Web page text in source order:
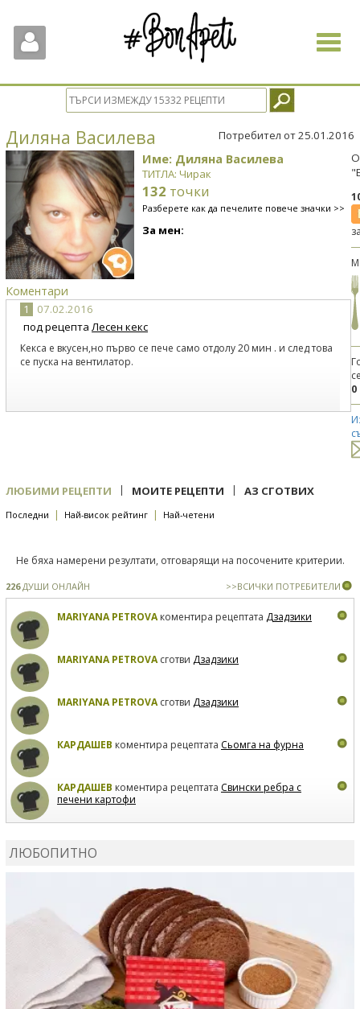
Toggle
Диляна Василева Потребител от 25.01.2016
Име: Диляна Василева
ТИТЛА: Чирак
132 точки
Разберете как да печелите повече значки >>
За мен:
Коментари
1
07.02.2016
под рецепта Лесен кекс
Кекса е вкусен,но първо се пече само отдолу 20 мин . и след това
се пуска на вентилатор.
0
ЛЮБИМИ РЕЦЕПТИ | МОИТЕ РЕЦЕПТИ | АЗ СГОТВИХ
Последни | Най-висок рейтинг | Най-четени
Не бяха намерени резултати, отговарящи на посочените критерии.
226ДУШИ ОНЛАЙН >>ВСИЧКИ ПОТРЕБИТЕЛИ
MARIYANA PETROVAкоментира рецептата Дзадзики
MARIYANA PETROVAсготви Дзадзики
MARIYANA PETROVAсготви Дзадзики
КАРДАШЕВ коментира рецептата Сьомга на фурна
КАРДАШЕВ коментира рецептата Свински ребра с
печени картофи
ЛЮБОПИТНО